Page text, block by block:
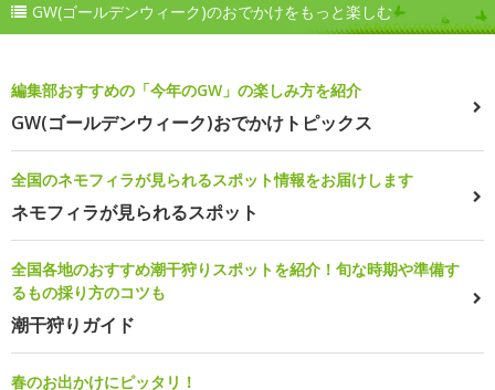
GW(ゴールデンウィーク)のおでかけをもっと楽しむ
編集部おすすめの「今年のGW」の楽しみ方を紹介
GW(ゴールデンウィーク)おでかけトピックス
全国のネモフィラが見られるスポット情報をお届けします
ネモフィラが見られるスポット
全国各地のおすすめ潮干狩りスポットを紹介！旬な時期や準備す
るもの採り方のコツも
潮干狩りガイド
春のお出かけにピッタリ！